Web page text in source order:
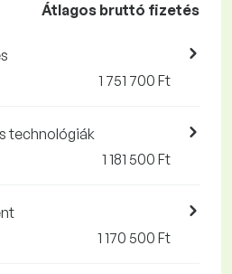
Átlagos bruttó fizetés
1 751 700 Ft
technológiák
1 181 500 Ft
1 170 500 Ft